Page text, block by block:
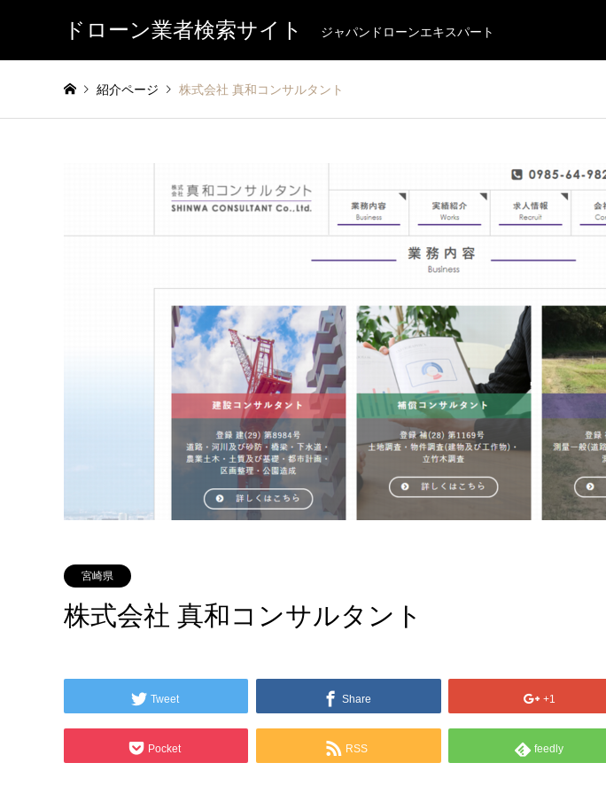
ドローン業者検索サイト ジャパンドローンエキスパート
紹介ページ 株式会社 真和コンサルタント
宮崎県
株式会社 真和コンサルタント
Tweet Share +1
Pocket RSS feedly